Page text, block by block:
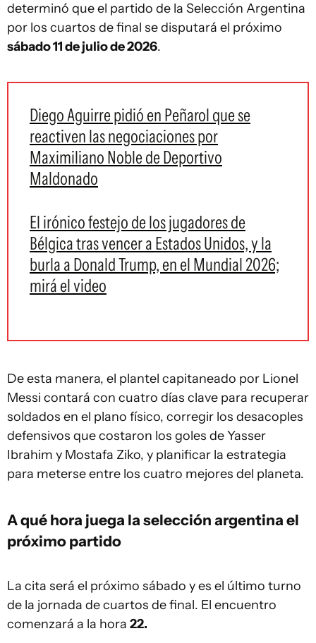
determinó que el partido de la Selección Argentina
por los cuartos de final se disputará el próximo
sábado 11 de julio de 2026.
Diego Aguirre pidió en Peñarol que se
reactiven las negociaciones por
Maximiliano Noble de Deportivo
Maldonado
El irónico festejo de los jugadores de
Bélgica tras vencer a Estados Unidos, y la
burla a Donald Trump, en el Mundial 2026;
mirá el video
De esta manera, el plantel capitaneado por Lionel
Messi contará con cuatro días clave para recuperar
soldados en el plano físico, corregir los desacoples
defensivos que costaron los goles de Yasser
Ibrahim y Mostafa Ziko, y planificar la estrategia
para meterse entre los cuatro mejores del planeta.
A qué hora juega la selección argentina el
próximo partido
La cita será el próximo sábado y es el último turno
de la jornada de cuartos de final. El encuentro
comenzará a la hora 22.